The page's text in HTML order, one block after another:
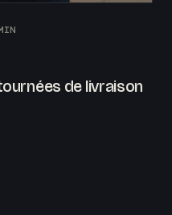
de livraison